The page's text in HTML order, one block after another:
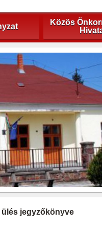
Közös
ülés jegyzőkönyve